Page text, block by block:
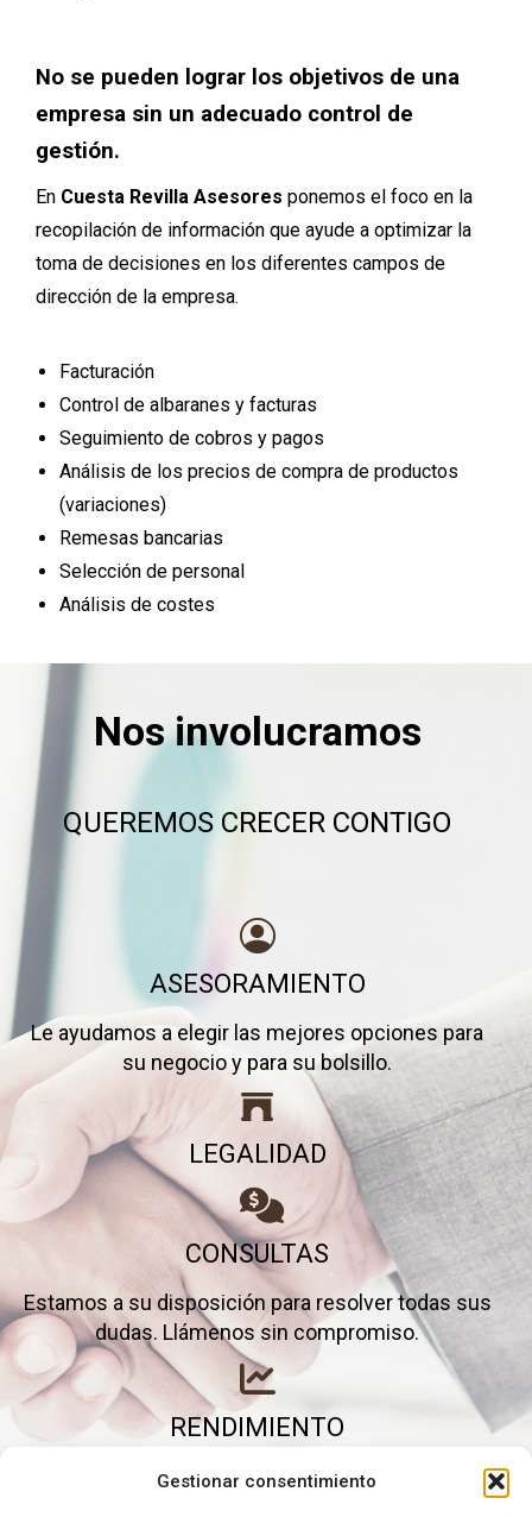
Gestionar consentimiento
No se pueden lograr los objetivos de una
empresa sin un adecuado control de
gestión.
En Cuesta Revilla Asesores ponemos el foco en la
recopilación de información que ayude a optimizar la
toma de decisiones en los diferentes campos de
dirección de la empresa.
Facturación
Control de albaranes y facturas
Seguimiento de cobros y pagos
Análisis de los precios de compra de productos
(variaciones)
Remesas bancarias
Selección de personal
Análisis de costes
Nos involucramos
QUEREMOS CRECER CONTIGO
ASESORAMIENTO
Le ayudamos a elegir las mejores opciones para
su negocio y para su bolsillo.
LEGALIDAD
CONSULTAS
Estamos a su disposición para resolver todas sus
dudas. Llámenos sin compromiso.
RENDIMIENTO
Elimine gastos inútiles y saque el máximo partido a